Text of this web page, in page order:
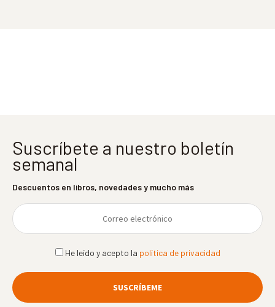
Suscríbete a nuestro boletín
semanal
Descuentos en libros, novedades y mucho más
He leído y acepto la política de privacidad